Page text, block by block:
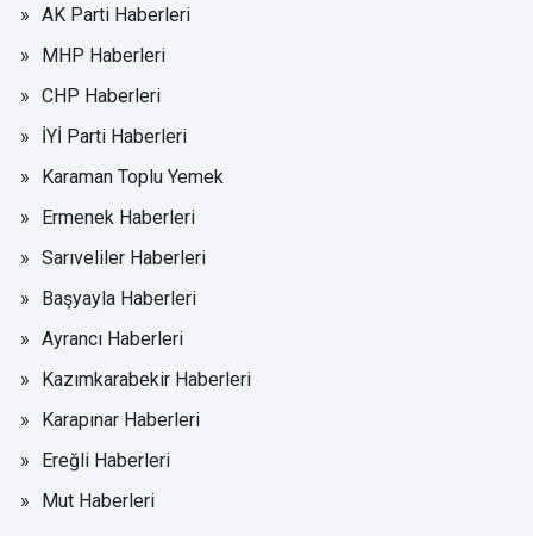
AK Parti Haberleri
MHP Haberleri
CHP Haberleri
İYİ Parti Haberleri
Karaman Toplu Yemek
Ermenek Haberleri
Sarıveliler Haberleri
Başyayla Haberleri
Ayrancı Haberleri
Kazımkarabekir Haberleri
Karapınar Haberleri
Ereğli Haberleri
Mut Haberleri